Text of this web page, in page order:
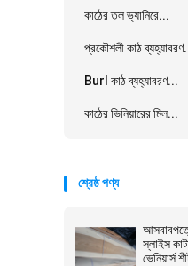
কাঠের তল ভ্যানিরে...
প্রকৌশলী কাঠ
Burl কাঠ ব্যহ্যাবরণ...
কাঠের ভিনিয়ারের মিল...
শ্রেষ্ঠ পণ্য
স্লাইস
ভেনিয়ার্স